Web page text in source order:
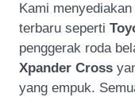
Kami
terbaru seperti
penggerak roda
Xpander Cross
yang empuk.